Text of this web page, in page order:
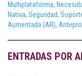
Multiplataforma,
Nativa, Seguridad,
Aumentada (AR),
ENTRADAS POR